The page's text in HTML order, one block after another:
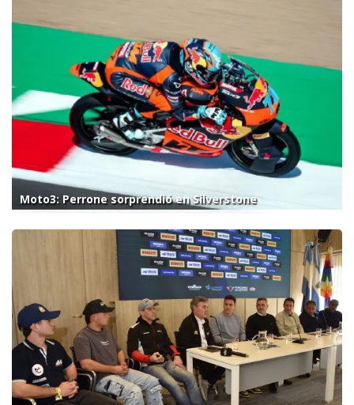
Moto3: Perrone sorprendió en Silverstone